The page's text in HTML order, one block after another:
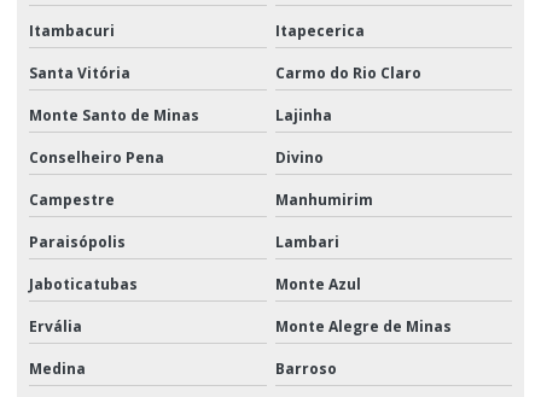
Itambacuri Itapecerica
Santa Vitória Carmo do Rio Claro
Monte Santo de Minas Lajinha
Conselheiro Pena Divino
Campestre Manhumirim
Paraisópolis Lambari
Jaboticatubas Monte Azul
Ervália Monte Alegre de Minas
Medina Barroso